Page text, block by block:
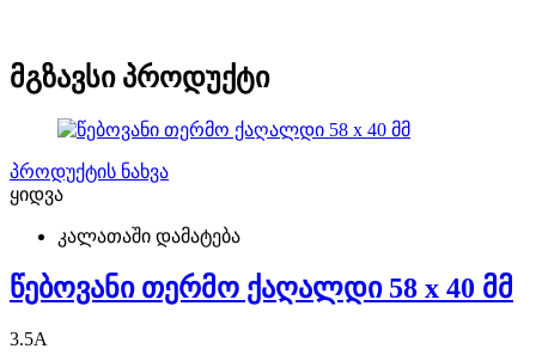
მგზავსი პროდუქტი
პროდუქტის ნახვა
ყიდვა
კალათაში დამატება
წებოვანი თერმო ქაღალდი 58 x 40 მმ
3.5A